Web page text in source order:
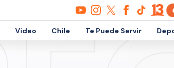
Video Chile Te Puede Servir